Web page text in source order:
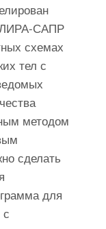
ЛИРА-САПР
схемах
тел с
методом
сделать
для